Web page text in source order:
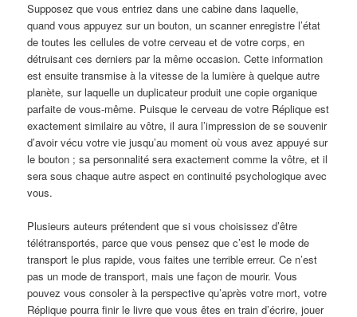
Supposez que vous entriez dans une cabine dans laquelle,
quand vous appuyez sur un bouton, un scanner enregistre l’état
de toutes les cellules de votre cerveau et de votre corps, en
détruisant ces derniers par la même occasion. Cette information
est ensuite transmise à la vitesse de la lumière à quelque autre
planète, sur laquelle un duplicateur produit une copie organique
parfaite de vous-même. Puisque le cerveau de votre Réplique est
exactement similaire au vôtre, il aura l’impression de se souvenir
d’avoir vécu votre vie jusqu’au moment où vous avez appuyé sur
le bouton ; sa personnalité sera exactement comme la vôtre, et il
sera sous chaque autre aspect en continuité psychologique avec
vous.
Plusieurs auteurs prétendent que si vous choisissez d’être
télétransportés, parce que vous pensez que c’est le mode de
transport le plus rapide, vous faites une terrible erreur. Ce n’est
pas un mode de transport, mais une façon de mourir. Vous
pouvez vous consoler à la perspective qu’après votre mort, votre
Réplique pourra finir le livre que vous êtes en train d’écrire, jouer